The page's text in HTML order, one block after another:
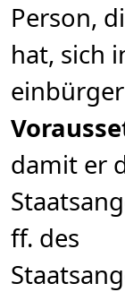
Person,
hat, sich
damit er
ff. des